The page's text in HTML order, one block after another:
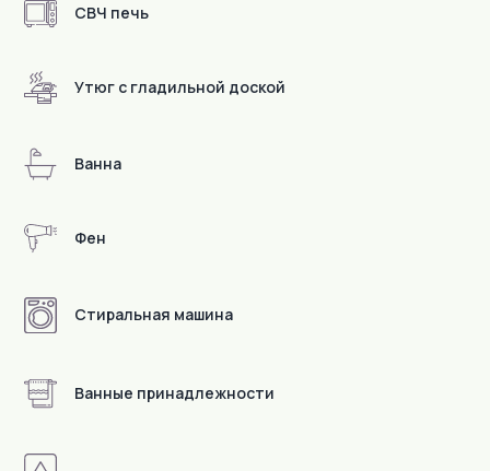
СВЧ печь
Утюг с гладильной доской
Ванна
Фен
Стиральная машина
Ванные принадлежности
В пешей доступности
Детали